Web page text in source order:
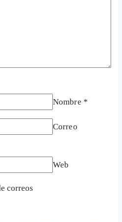
Nombre *
Correo
Web
correos